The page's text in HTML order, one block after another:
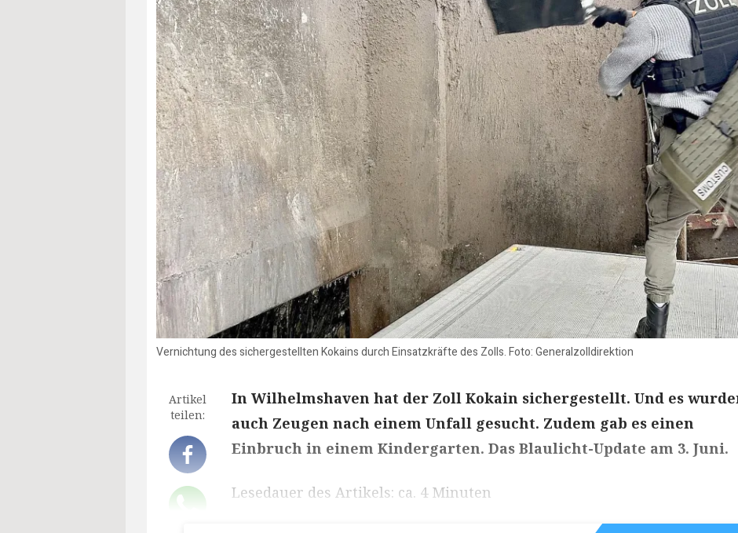
Vernichtung des sichergestellten Kokains durch Einsatzkräfte des Zolls. Foto: Generalzolldirektion
Artikel
teilen:
In Wilhelmshaven hat der Zoll Kokain sichergestellt. Und es
auch Zeugen nach einem Unfall gesucht. Zudem gab es einen
Einbruch in einem Kindergarten. Das Blaulicht-Update am 3. Juni.
Lesedauer des Artikels: ca. 4 Minuten